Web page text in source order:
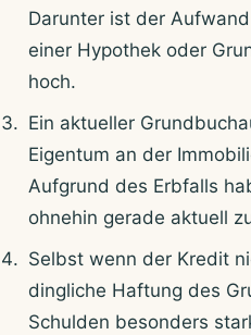
Darunter ist der
einer Hypothek oder
hoch.
Ein aktueller
Eigentum an der
Aufgrund des Erbfalls
ohnehin gerade aktuell
Selbst wenn der Kredit
dingliche Haftung des
Schulden besonders